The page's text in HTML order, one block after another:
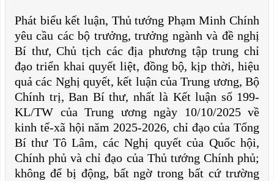
Phát biểu kết luận, Thủ tướng Phạm Minh Chính
yêu cầu các bộ trưởng, trưởng ngành và đề nghị
Bí thư, Chủ tịch các địa phương tập trung chỉ
đạo triển khai quyết liệt, đồng bộ, kịp thời, hiệu
quả các Nghị quyết, kết luận của Trung ương, Bộ
Chính trị, Ban Bí thư, nhất là Kết luận số 199-
KL/TW của Trung ương ngày 10/10/2025 về
kinh tế-xã hội năm 2025-2026, chỉ đạo của Tổng
Bí thư Tô Lâm, các Nghị quyết của Quốc hội,
Chính phủ và chỉ đạo của Thủ tướng Chính phủ;
không để bị động, bất ngờ trong bất cứ trường